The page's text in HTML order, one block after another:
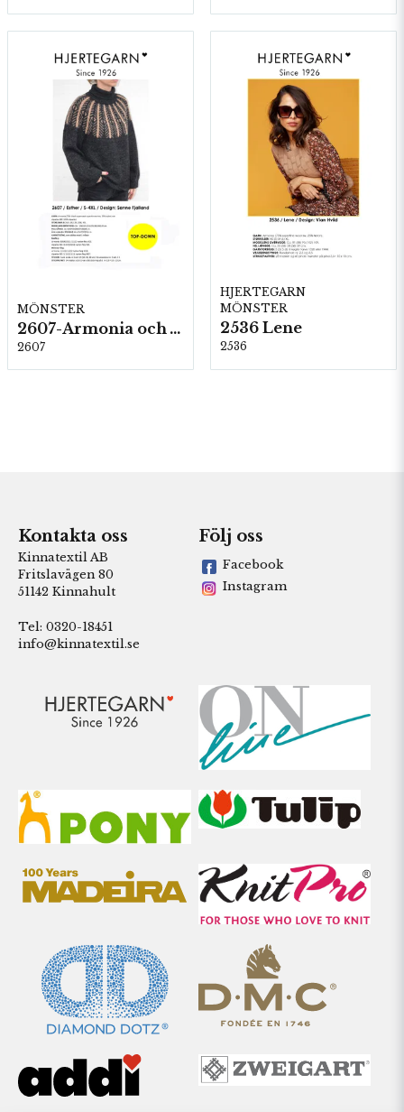
MÖNSTER
2607-Armonia och Alpaca 400
2607
HJERTEGARN
MÖNSTER
2536 Lene
2536
Kontakta oss
Kinnatextil AB
Fritslavägen 80
51142 Kinnahult
Tel: 0320-18451
info@kinnatextil.se
Följ oss
Facebook
Instagram